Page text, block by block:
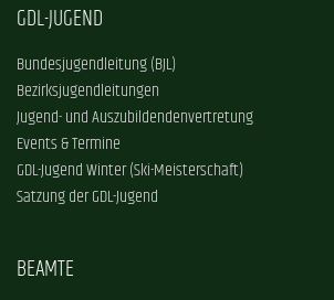
GDL-JUGEND
Bundesjugendleitung (BJL)
Bezirksjugendleitungen
Jugend- und Auszubildendenvertretung
Events & Termine
GDL-Jugend Winter (Ski-Meisterschaft)
Satzung der GDL-Jugend
BEAMTE